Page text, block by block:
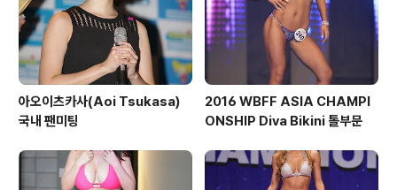
아오이츠카사(Aoi Tsukasa)
국내 팬미팅
2016 WBFF ASIA CHAMPI
ONSHIP Diva Bikini 톨부문